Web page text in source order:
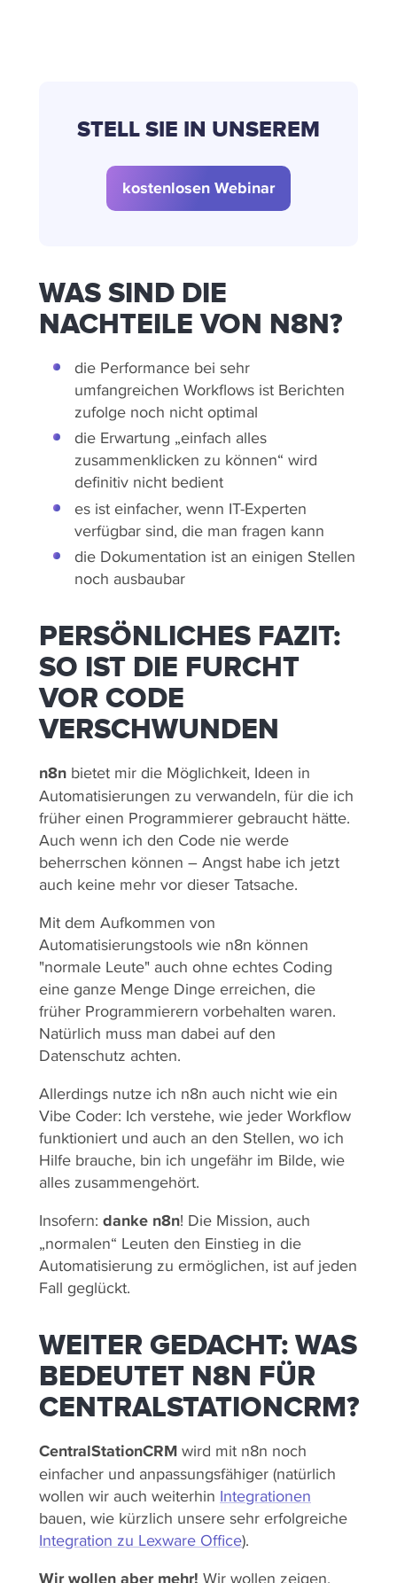
STELL SIE IN UNSEREM
kostenlosen Webinar
WAS SIND DIE
NACHTEILE VON N8N?
die Performance bei sehr
umfangreichen Workflows ist Berichten
zufolge noch nicht optimal
die Erwartung „einfach alles
zusammenklicken zu können“ wird
definitiv nicht bedient
es ist einfacher, wenn IT-Experten
verfügbar sind, die man fragen kann
die Dokumentation ist an einigen Stellen
noch ausbaubar
PERSÖNLICHES FAZIT:
SO IST DIE FURCHT
VOR CODE
VERSCHWUNDEN
n8n bietet mir die Möglichkeit, Ideen in
Automatisierungen zu verwandeln, für die ich
früher einen Programmierer gebraucht hätte.
Auch wenn ich den Code nie werde
beherrschen können – Angst habe ich jetzt
auch keine mehr vor dieser Tatsache.
Mit dem Aufkommen von
Automatisierungstools wie n8n können
"normale Leute" auch ohne echtes Coding
eine ganze Menge Dinge erreichen, die
früher Programmierern vorbehalten waren.
Natürlich muss man dabei auf den
Datenschutz achten.
Allerdings nutze ich n8n auch nicht wie ein
Vibe Coder: Ich verstehe, wie jeder Workflow
funktioniert und auch an den Stellen, wo ich
Hilfe brauche, bin ich ungefähr im Bilde, wie
alles zusammengehört.
Insofern: danke n8n! Die Mission, auch
„normalen“ Leuten den Einstieg in die
Automatisierung zu ermöglichen, ist auf jeden
Fall geglückt.
WEITER GEDACHT: WAS
BEDEUTET N8N FÜR
CENTRALSTATIONCRM?
CentralStationCRM wird mit n8n noch
einfacher und anpassungsfähiger (natürlich
wollen wir auch weiterhin Integrationen
bauen, wie kürzlich unsere sehr erfolgreiche
Integration zu Lexware Office).
Wir wollen zeigen,